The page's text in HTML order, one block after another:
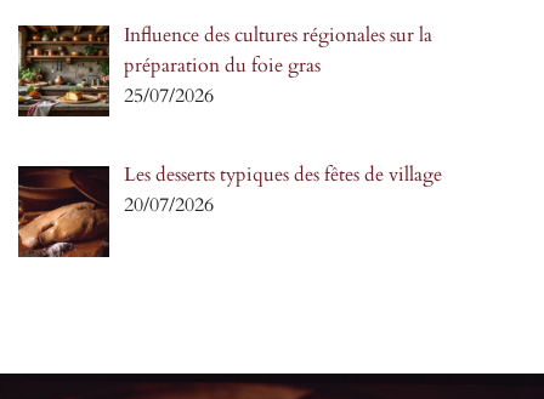
Influence des cultures régionales sur la
préparation du foie gras
25/07/2026
Les desserts typiques des fêtes de village
20/07/2026